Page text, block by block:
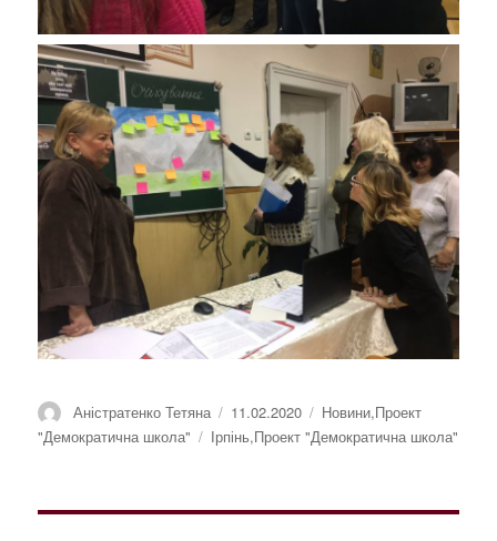
Автор
Аністратенко Тетяна Оприлюднено
11.02.2020 Категорії
Новини,Проект
"Демократична школа"
Позначки
Ірпінь,Проект "Демократична школа"